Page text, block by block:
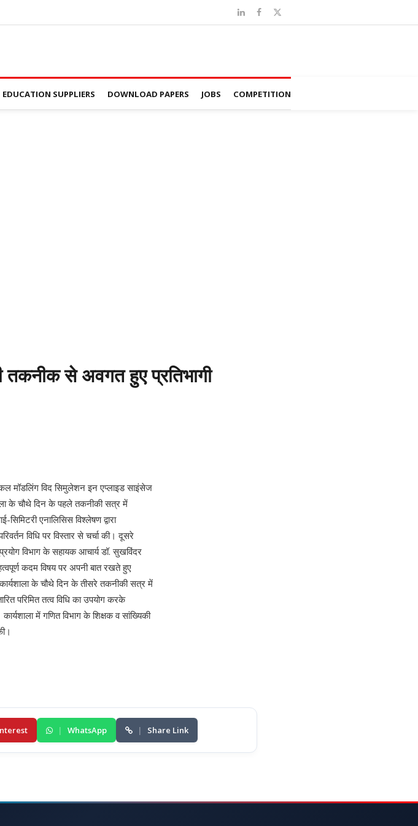
EDUCATION SUPPLIERS DOWNLOAD PAPERS JOBS COMPETITION
से अवगत हुए प्रतिभागी
मॉडलिंग विद सिमुलेशन इन एप्लाइड साइंसेज
के चौथे दिन के पहले तकनीकी सत्र में
एनालिसिस विश्लेषण द्वारा
विधि पर विस्तार से चर्चा की। दूसरे
विभाग के सहायक आचार्य डॉ. सुखविंदर
कदम विषय पर अपनी बात रखते हुए
के चौथे दिन के तीसरे तकनीकी सत्र में
परिमित तत्व विधि का उपयोग करके
में गणित विभाग के शिक्षक व सांख्यिकी
| WhatsApp | Share Link